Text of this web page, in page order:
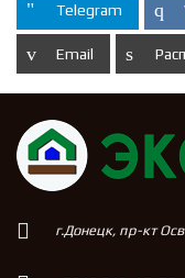
Telegram
Email
г.Донецк, пр-кт